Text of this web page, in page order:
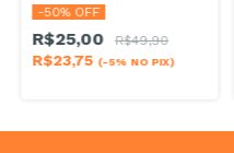
-50% OFF
R$25,00 R$49,90
R$23,75 (-5% NO PIX)